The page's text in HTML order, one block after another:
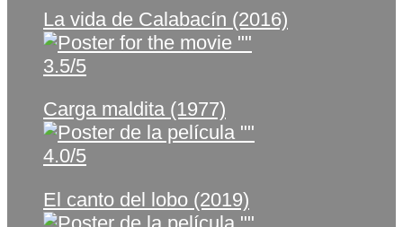
La vida de Calabacín (2016)
3.5/5
Carga maldita (1977)
4.0/5
El canto del lobo (2019)